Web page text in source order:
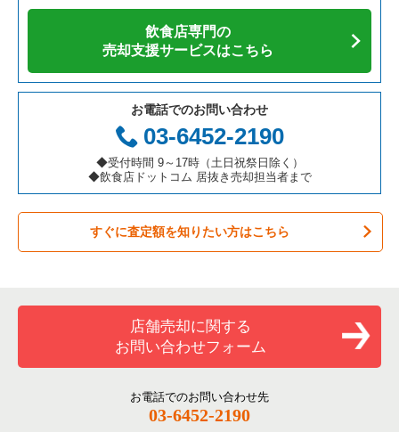
カフェの居抜き売却物件の案件一覧
テイクアウトの居抜き売却物件の案件一覧
お弁当・惣菜・デリの居抜き売却物件の案件一覧
カラオケ・パブ・スナックの居抜き売却物件の案件一覧
バーの居抜き売却物件の案件一覧
居酒屋・ダイニングバーの居抜き売却物件の案件一覧
洋食の居抜き売却物件の案件一覧
その他の居抜き売却物件の案件一覧
愛知県の飲食店の居抜き売却物件の案件一覧
岐阜県の飲食店の居抜き売却物件の案件一覧
三重県の飲食店の居抜き売却物件の案件一覧
大阪市福島区の飲食店の居抜き売却物件の案件一覧
豊中市の飲食店の居抜き売却物件の案件一覧
大阪市都島区の飲食店の居抜き売却物件の案件一覧
大阪市阿倍野区の飲食店の居抜き売却物件の案件一覧
東大阪市の飲食店の居抜き売却物件の案件一覧
吹田市の飲食店の居抜き売却物件の案件一覧
大阪市東住吉区の飲食店の居抜き売却物件の案件一覧
門真市の飲食店の居抜き売却物件の案件一覧
大阪府の焼肉の居抜き売却物件の案件一覧
大阪府の鉄板焼き・お好み焼の居抜き売却物件の案件一覧
大阪府のアジア料理の居抜き売却物件の案件一覧
大阪府のカフェの居抜き売却物件の案件一覧
大阪府のテイクアウトの居抜き売却物件の案件一覧
大阪府のお弁当・惣菜・デリの居抜き売却物件の案件一覧
大阪府のバーの居抜き売却物件の案件一覧
大阪府の居酒屋・ダイニングバーの居抜き売却物件の案件一覧
大阪府の和食の居抜き売却物件の案件一覧
堺市堺区のアジア料理の居抜き売却物件の案件一覧
堺市堺区のカフェの居抜き売却物件の案件一覧
堺市堺区のカラオケ・パブ・スナックの居抜き売却物件の案件
堺市堺区の居酒屋・ダイニングバーの居抜き売却物件の案件一
覧
堺市堺区の和食の居抜き売却物件の案件一覧
堺市堺区のその他の居抜き売却物件の案件一覧
飲食店専門の
売却支援サービスはこちら
お電話でのお問い合わせ
03-6452-2190
◆受付時間 9～17時（土日祝祭日除く）
◆飲食店ドットコム 居抜き売却担当者まで
すぐに査定額を知りたい方はこちら
店舗売却に関する
お問い合わせフォーム
お電話でのお問い合わせ先
03-6452-2190